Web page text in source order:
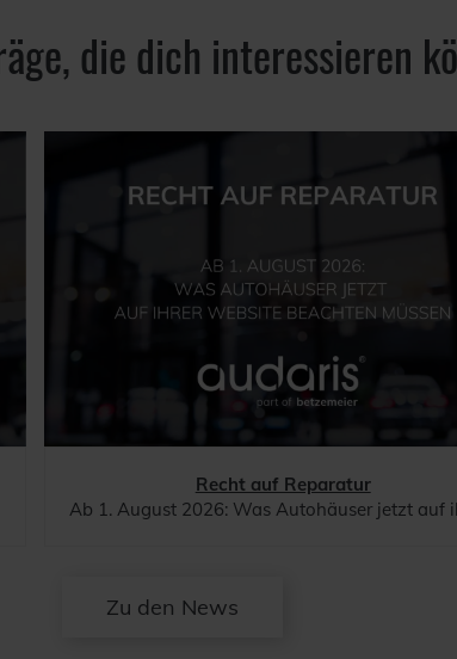
die dich interessieren
Recht auf Reparatur
Ab 1. August 2026: Was Autohäuser jetzt auf ihrer Website beachten
Zu den News